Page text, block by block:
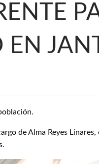
EN
de Alma Reyes